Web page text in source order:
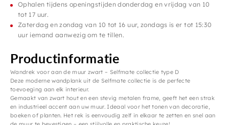
Ophalen tijdens openingstijden donderdag en vrijdag van 10
tot 17 uur.
Zaterdag en zondag van 10 tot 16 uur, zondags is er tot 15:30
uur iemand aanwezig om te tillen.
Productinformatie
Wandrek voor aan de muur zwart – Selfmate collectie type D
Deze moderne wandplank uit de Selfmate collectie is de perfecte
toevoeging aan elk interieur.
Gemaakt van zwart hout en een stevig metalen frame, geeft het een strak
en industrieel accent aan uw muur. Ideaal voor het tonen van decoratie,
boeken of planten. Het rek is eenvoudig zelf in elkaar te zetten en snel aan